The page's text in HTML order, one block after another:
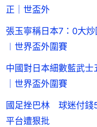
正｜世盃外
張玉寧稱日本7：0大
︱世界盃外圍賽
中國對日本細數藍武
｜世界盃外圍賽
國足挫巴林 球迷付
平台遭狠批